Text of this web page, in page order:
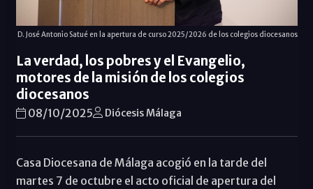
D. José Antonio Satué en la apertura de curso 2025/2026 de los colegios diocesanos
La verdad, los pobres y el Evangelio,
motores de la misión de los colegios
diocesanos
08/10/2025 Diócesis Málaga
Casa Diocesana de Málaga acogió en la tarde del
martes 7 de octubre el acto oficial de apertura del